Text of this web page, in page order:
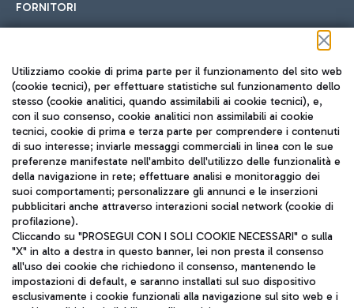
FORNITORI
Seguici sui social
TRAVEL JOURNAL
ITA
Utilizziamo cookie di prima parte per il funzionamento del sito web
(cookie tecnici), per effettuare statistiche sul funzionamento dello
stesso (cookie analitici, quando assimilabili ai cookie tecnici), e,
con il suo consenso, cookie analitici non assimilabili ai cookie
tecnici, cookie di prima e terza parte per comprendere i contenuti
di suo interesse; inviarle messaggi commerciali in linea con le sue
preferenze manifestate nell'ambito dell'utilizzo delle funzionalità e
della navigazione in rete; effettuare analisi e monitoraggio dei
suoi comportamenti; personalizzare gli annunci e le inserzioni
pubblicitari anche attraverso interazioni social network (cookie di
profilazione).
Cliccando su "PROSEGUI CON I SOLI COOKIE NECESSARI" o sulla
"X" in alto a destra in questo banner, lei non presta il consenso
all'uso dei cookie che richiedono il consenso, mantenendo le
impostazioni di default, e saranno installati sul suo dispositivo
esclusivamente i cookie funzionali alla navigazione sul sito web e i